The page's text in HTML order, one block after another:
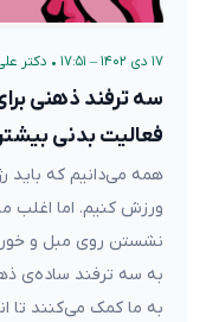
۱۷ دی ۱۴۰۲ – ۱۷:۵۱ • دکتر
سه ترفند ذهنی
فعالیت بدنی
همه می‌دانیم که باید
ورزش کنیم. اما اغلب
نشستن روی مبل و
به سه ترفند ساده‌ی
به ما کمک می‌کنند تا